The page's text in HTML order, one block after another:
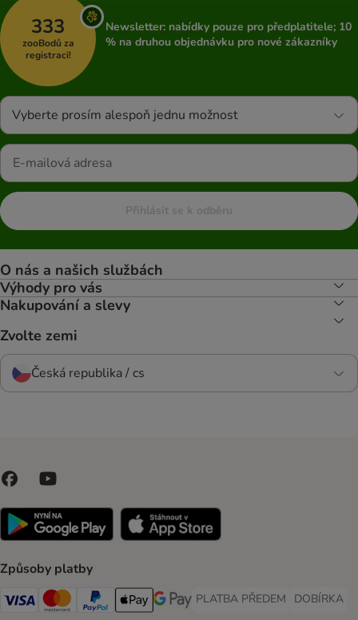
333
zooBodů za
registraci!
Newsletter: nabídky pouze pro předplatitele; 10
% na druhou objednávku pro nové zákazníky
Vyberte prosím alespoň jednu možnost
Přihlásit se k odběru
O nás a našich službách
Výhody pro vás
Nakupování a slevy
Zvolte zemi
Česká republika / cs
Způsoby platby
Visa Payment Method
Mastercard Payment Method
PayPal Payment Method
Apple pay Payment Method
GooglePay Payment Method
PLATBA PŘEDEM
PLATBA PŘEDEM Payment
DOBÍRKA
DOBÍRKA